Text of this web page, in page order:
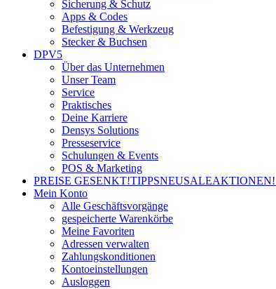
Sicherung & Schutz
Apps & Codes
Befestigung & Werkzeug
Stecker & Buchsen
DPV5
Über das Unternehmen
Unser Team
Service
Praktisches
Deine Karriere
Densys Solutions
Presseservice
Schulungen & Events
POS & Marketing
PREISE GESENKT!TIPPSNEUSALEAKTIONEN!
Mein Konto
Alle Geschäftsvorgänge
gespeicherte Warenkörbe
Meine Favoriten
Adressen verwalten
Zahlungskonditionen
Kontoeinstellungen
Ausloggen